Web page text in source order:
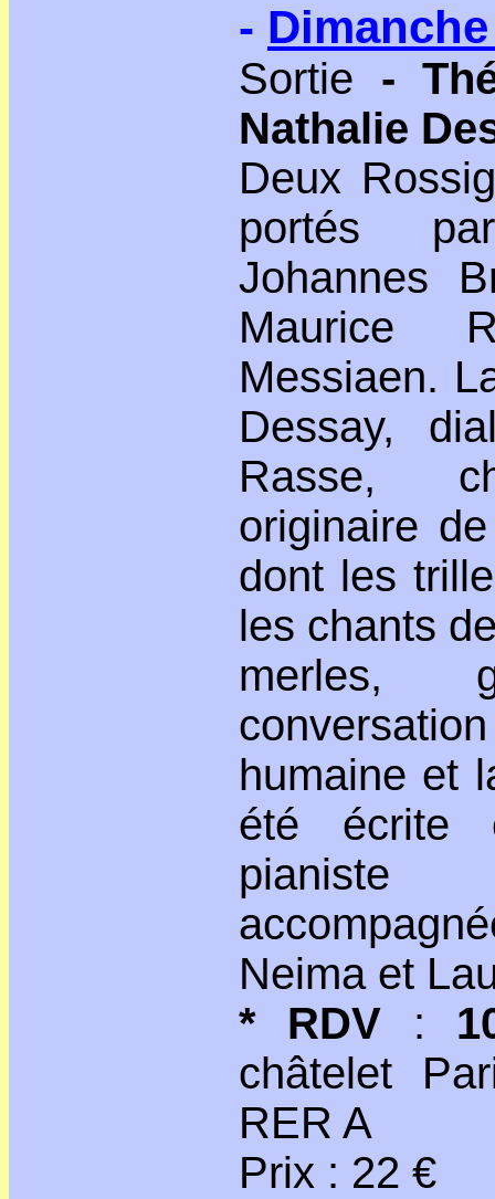
-
Sortie -
Nathalie
Deux
portés
Johannes
Maurice
Messiaen.
Dessay,
Rasse,
originaire
dont les
les chants
merles,
humaine et
été écrite
pianiste
Neima et
* RDV :
châtelet
RER A
Prix : 22 €